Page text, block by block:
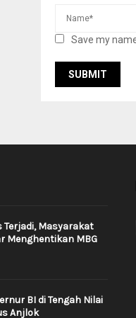
Save my
Terjadi, Masyarakat
Menghentikan MBG
BI di Tengah Nilai
Anjlok